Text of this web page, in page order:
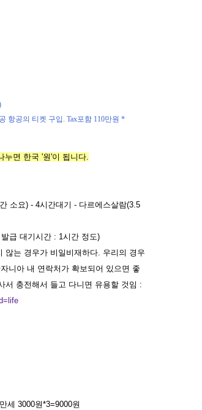
항공의 티켓 구입. Tax포함 110만원 *
누면 한국 '원'이 됩니다.
소요) - 4시간대기 - 다르에스살람(3.5
급 대기시간 : 1시간 정도)
않는 경우가 비일비재하다. 우리의 경우
니아 내 연락처가 확보되어 있으면 좋
서 충전해서 들고 다니면 유용할 것임 :
세 3000원*3=9000원